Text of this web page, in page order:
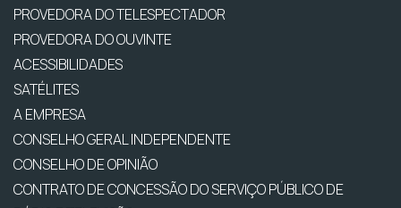
PROVEDORA DO TELESPECTADOR
PROVEDORA DO OUVINTE
ACESSIBILIDADES
SATÉLITES
A EMPRESA
CONSELHO GERAL INDEPENDENTE
CONSELHO DE OPINIÃO
CONTRATO DE CONCESSÃO DO SERVIÇO PÚBLICO DE